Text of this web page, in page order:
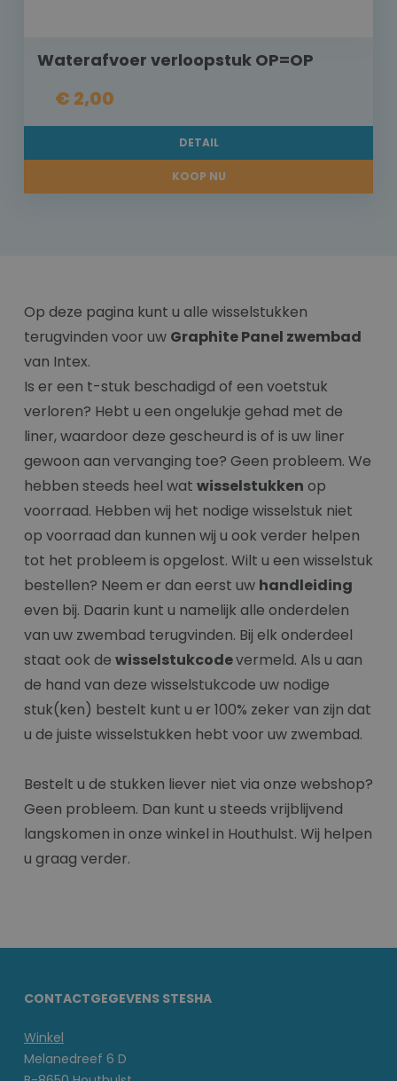
Waterafvoer verloopstuk OP=OP
€ 2,00
DETAIL
KOOP NU
Op deze pagina kunt u alle wisselstukken
terugvinden voor uw Graphite Panel zwembad
van Intex.
Is er een t-stuk beschadigd of een voetstuk
verloren? Hebt u een ongelukje gehad met de
liner, waardoor deze gescheurd is of is uw liner
gewoon aan vervanging toe? Geen probleem. We
hebben steeds heel wat wisselstukken op
voorraad. Hebben wij het nodige wisselstuk niet
op voorraad dan kunnen wij u ook verder helpen
tot het probleem is opgelost. Wilt u een wisselstuk
bestellen? Neem er dan eerst uw handleiding
even bij. Daarin kunt u namelijk alle onderdelen
van uw zwembad terugvinden. Bij elk onderdeel
staat ook de wisselstukcodevermeld. Als u aan
de hand van deze wisselstukcode uw nodige
stuk(ken) bestelt kunt u er 100% zeker van zijn dat
u de juiste wisselstukken hebt voor uw zwembad.
Bestelt u de stukken liever niet via onze webshop?
Geen probleem. Dan kunt u steeds vrijblijvend
langskomen in onze winkel in Houthulst. Wij helpen
u graag verder.
CONTACTGEGEVENS STESHA
Winkel
Melanedreef 6 D